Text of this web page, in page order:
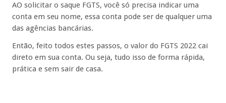
AO solicitar o saque FGTS, você só precisa indicar uma
conta em seu nome, essa conta pode ser de qualquer uma
das agências bancárias.
Então, feito todos estes passos, o valor do FGTS 2022 cai
direto em sua conta. Ou seja, tudo isso de forma rápida,
prática e sem sair de casa.